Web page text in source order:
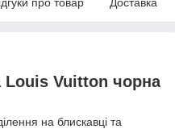
Louis Vuitton чорна
на блискавці та